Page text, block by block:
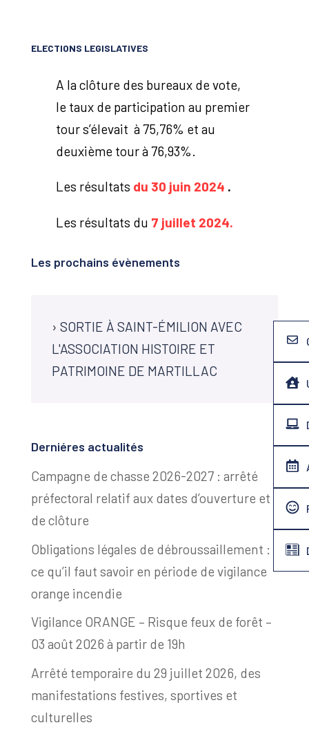
ELECTIONS LEGISLATIVES
A la clôture des bureaux de vote,
le taux de participation au premier
tour s’élevait à 75,76% et au
deuxième tour à 76,93%.
Les résultats du 30 juin 2024 .
Les résultats du 7 juillet 2024.
Les prochains évènements
› SORTIE À SAINT-ÉMILION AVEC
L'ASSOCIATION HISTOIRE ET
PATRIMOINE DE MARTILLAC
Derniéres actualités
Campagne de chasse 2026-2027 : arrêté
préfectoral relatif aux dates d’ouverture et
de clôture
Obligations légales de débroussaillement :
ce qu’il faut savoir en période de vigilance
orange incendie
Vigilance ORANGE – Risque feux de forêt –
03 août 2026 à partir de 19h
Arrêté temporaire du 29 juillet 2026, des
manifestations festives, sportives et
culturelles